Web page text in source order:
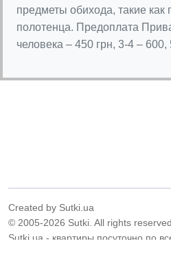
предметы обихода, такие как
полотенца. Предоплата
человека – 450 грн, 3-4 –
Created by Sutki.ua
© 2005-2026 Sutki. All rights reserved.
Sutki.ua - квартиры посуточно по